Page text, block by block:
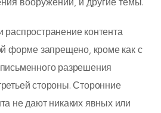
распространение контента
форме запрещено, кроме как с
разрешения
стороны. Сторонние
не дают никаких явных или